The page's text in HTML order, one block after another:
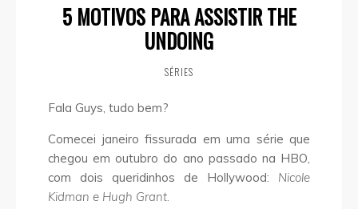
5 MOTIVOS PARA ASSISTIR THE
UNDOING
SÉRIES
Fala Guys, tudo bem?
Comecei janeiro fissurada em uma série que
chegou em outubro do ano passado na HBO,
com dois queridinhos de Hollywood: Nicole
Kidman e Hugh Grant.